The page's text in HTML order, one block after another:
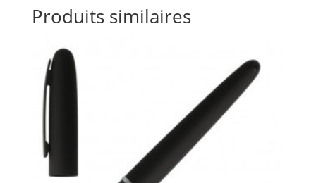
Produits similaires